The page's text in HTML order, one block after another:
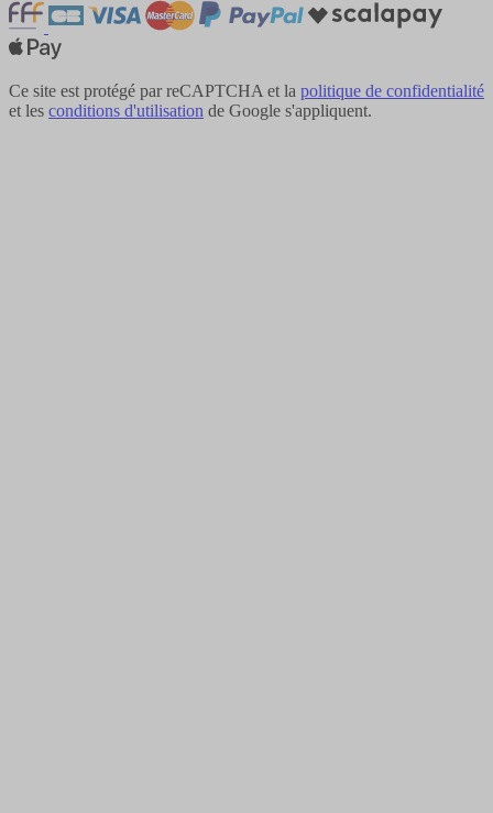
Ce site est protégé par reCAPTCHA et la politique de confidentialité
et les conditions d'utilisation de Google s'appliquent.